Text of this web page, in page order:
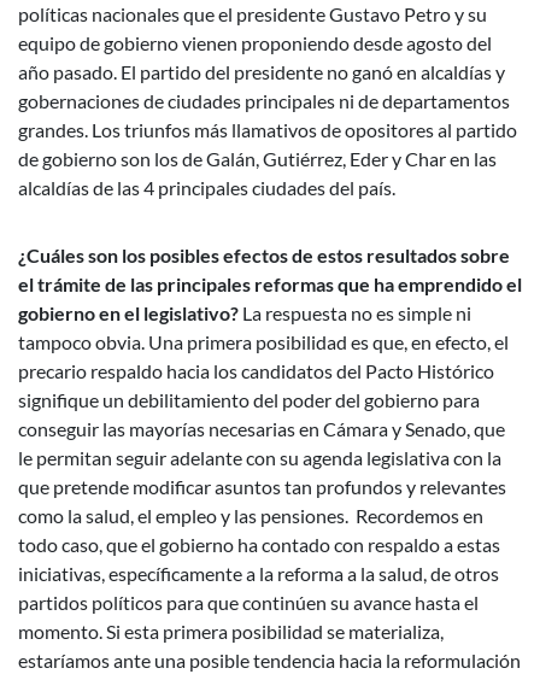
políticas nacionales que el presidente Gustavo Petro y su
equipo de gobierno vienen proponiendo desde agosto del
año pasado. El partido del presidente no ganó en alcaldías y
gobernaciones de ciudades principales ni de departamentos
grandes. Los triunfos más llamativos de opositores al partido
de gobierno son los de Galán, Gutiérrez, Eder y Char en las
alcaldías de las 4 principales ciudades del país.
¿Cuáles son los posibles efectos de estos resultados sobre
el trámite de las principales reformas que ha emprendido el
gobierno en el legislativo? La respuesta no es simple ni
tampoco obvia. Una primera posibilidad es que, en efecto, el
precario respaldo hacia los candidatos del Pacto Histórico
signifique un debilitamiento del poder del gobierno para
conseguir las mayorías necesarias en Cámara y Senado, que
le permitan seguir adelante con su agenda legislativa con la
que pretende modificar asuntos tan profundos y relevantes
como la salud, el empleo y las pensiones. Recordemos en
todo caso, que el gobierno ha contado con respaldo a estas
iniciativas, específicamente a la reforma a la salud, de otros
partidos políticos para que continúen su avance hasta el
momento. Si esta primera posibilidad se materializa,
estaríamos ante una posible tendencia hacia la reformulación